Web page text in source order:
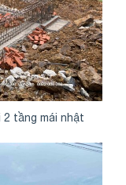
tầng mái nhật